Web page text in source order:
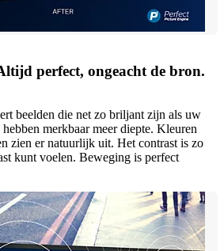
perfect, ongeacht de bron.
beelden die net zo briljant zijn als uw
merkbaar meer diepte. Kleuren
zien er natuurlijk uit. Het contrast is zo
kunt voelen. Beweging is perfect